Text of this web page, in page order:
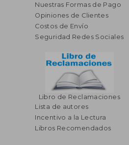
Nuestras Formas de Pago
Opiniones de Clientes
Costos de Envío
Seguridad Redes Sociales
Libro de Reclamaciones
Lista de autores
Incentivo a la Lectura
Libros Recomendados